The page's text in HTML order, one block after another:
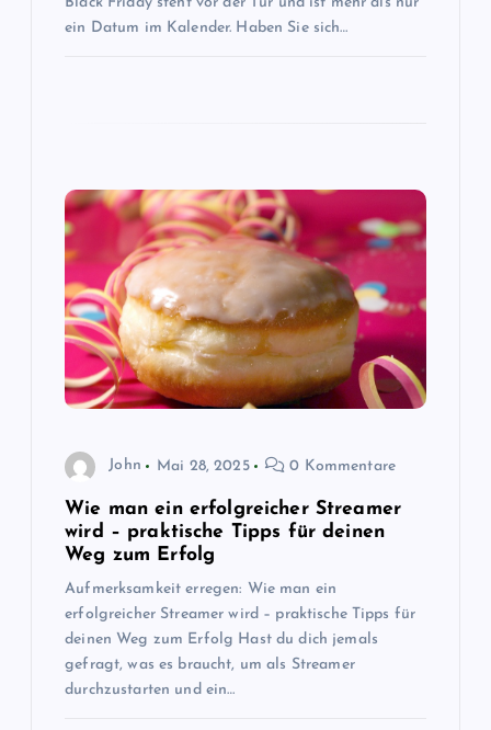
ein Datum im Kalender. Haben Sie sich…
John Mai 28, 2025 0 Kommentare
Wie man ein erfolgreicher Streamer
wird – praktische Tipps für deinen
Weg zum Erfolg
Aufmerksamkeit erregen: Wie man ein
erfolgreicher Streamer wird – praktische Tipps für
deinen Weg zum Erfolg Hast du dich jemals
gefragt, was es braucht, um als Streamer
durchzustarten und ein…